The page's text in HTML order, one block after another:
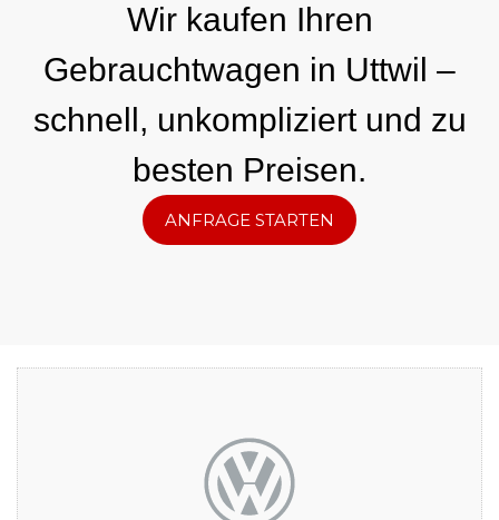
Wir kaufen Ihren
Gebrauchtwagen in Uttwil –
schnell, unkompliziert und zu
besten Preisen.
ANFRAGE STARTEN